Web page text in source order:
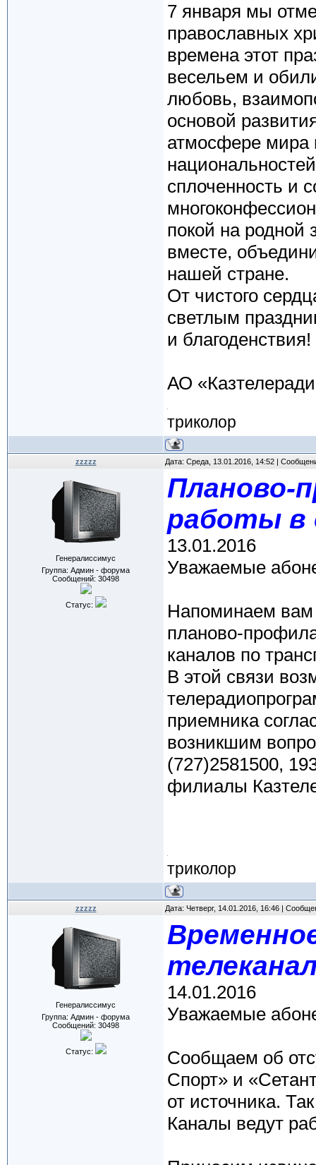
7 января мы
православных
времена этот
весельем и
любовь,
основой
атмосфере мира
сплоченность и
покой на родной
вместе,
нашей стране.
От чистого
светлым
и благоденствия!
АО
триколор
zzzzz Дата: Среда, 13.01.2016, 14:52 |
Генералиссимус
Группа: Админ - форума
Сообщений: 30498
Статус:
Планово-
работы в
13.01.2016
Уважаемые
Напоминаем вам
планово-
каналов по
В этой связи
приемника
возникшим
(727)2581500,
филиалы
триколор
zzzzz Дата: Четверг, 14.01.2016, 16:46 |
Генералиссимус
Группа: Админ - форума
Сообщений: 30498
Статус:
14.01.2016
Уважаемые
Сообщаем об
Спорт» и
от источника.
Каналы ведут